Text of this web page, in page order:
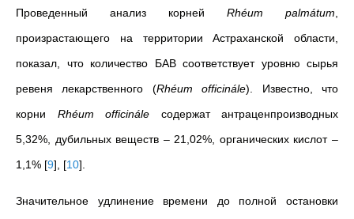
Проведенный анализ корней Rhéum palmátum
произрастающего на территории Астраханской области,
показал, что количество БАВ соответствует уровню сырья
ревеня лекарственного (Rhéum officinále). Известно, что
корни Rhéum officinále содержат антраценпроизводных
5,32%, дубильных веществ – 21,02%, органических кислот –
1,1% [9] [10]
Значительное удлинение времени до полной остановки